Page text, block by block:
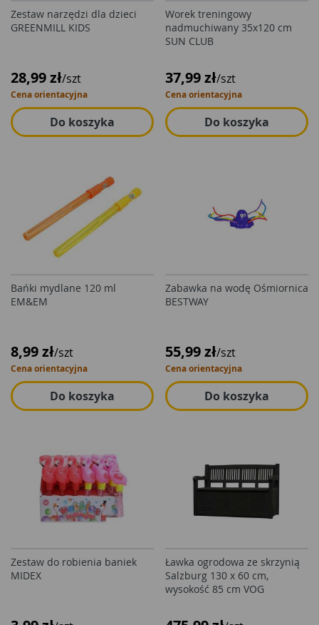
Zestaw narzędzi dla dzieci
GREENMILL KIDS
28,99 zł/szt
Cena orientacyjna
Do koszyka
Worek treningowy
nadmuchiwany 35x120 cm
SUN CLUB
37,99 zł/szt
Cena orientacyjna
Do koszyka
Bańki mydlane 120 ml
EM&EM
8,99 zł/szt
Cena orientacyjna
Do koszyka
Zabawka na wodę Ośmiornica
BESTWAY
55,99 zł/szt
Cena orientacyjna
Do koszyka
Zestaw do robienia baniek
MIDEX
Ławka ogrodowa ze skrzynią
Salzburg 130 x 60 cm,
wysokość 85 cm VOG